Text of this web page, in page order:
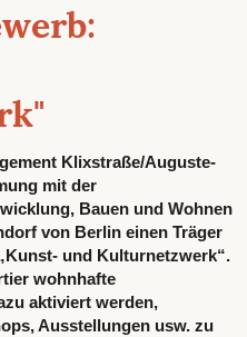
Klixstraße/Auguste-
mit der
Bauen und Wohnen
von Berlin einen Träger
und Kulturnetzwerk“.
wohnhafte
aktiviert werden,
Ausstellungen usw. zu